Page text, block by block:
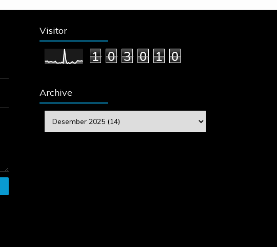
Visitor
1 0 3 0 1 0
Archive